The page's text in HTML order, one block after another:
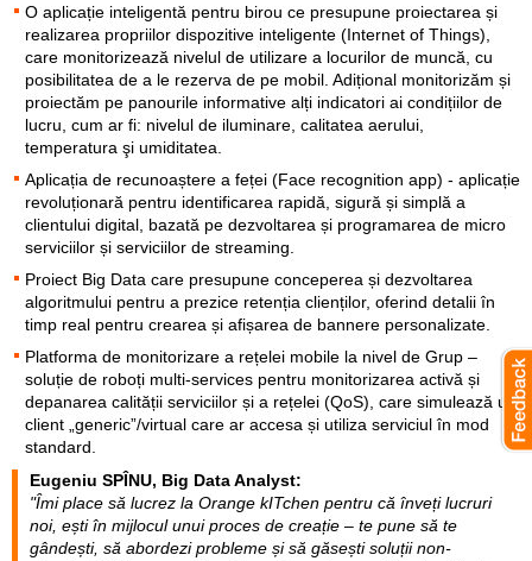
O aplicație inteligentă pentru birou ce presupune proiectarea și
realizarea propriilor dispozitive inteligente (Internet of Things),
care monitorizează nivelul de utilizare a locurilor de muncă, cu
posibilitatea de a le rezerva de pe mobil. Adițional monitorizăm și
proiectăm pe panourile informative alți indicatori ai condițiilor de
lucru, cum ar fi: nivelul de iluminare, calitatea aerului,
temperatura şi umiditatea.
Aplicația de recunoaștere a feței (Face recognition app) - aplicație
revoluționară pentru identificarea rapidă, sigură și simplă a
clientului digital, bazată pe dezvoltarea și programarea de micro
serviciilor și serviciilor de streaming.
Proiect Big Data care presupune conceperea și dezvoltarea
algoritmului pentru a prezice retenția clienților, oferind detalii în
timp real pentru crearea și afișarea de bannere personalizate.
Platforma de monitorizare a rețelei mobile la nivel de Grup –
soluție de roboți multi-services pentru monitorizarea activă și
depanarea calității serviciilor și a rețelei (QoS), care simulează un
client „generic”/virtual care ar accesa și utiliza serviciul în mod
standard.
Eugeniu SPÎNU, Big Data Analyst:
"Îmi place să lucrez la Orange kITchen pentru că înveți lucruri
noi, ești în mijlocul unui proces de creație – te pune să te
gândești, să abordezi probleme și să găsești soluții non-